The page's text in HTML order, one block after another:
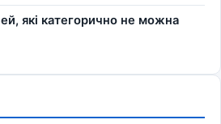
які категорично не можна